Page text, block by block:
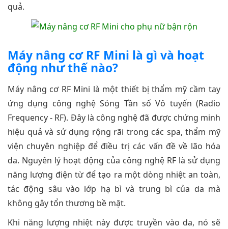
quả.
Máy nâng cơ RF Mini là gì và hoạt
động như thế nào?
Máy nâng cơ RF Mini là một thiết bị thẩm mỹ cầm tay
ứng dụng công nghệ Sóng Tần số Vô tuyến (Radio
Frequency - RF). Đây là công nghệ đã được chứng minh
hiệu quả và sử dụng rộng rãi trong các spa, thẩm mỹ
viện chuyên nghiệp để điều trị các vấn đề về lão hóa
da. Nguyên lý hoạt động của công nghệ RF là sử dụng
năng lượng điện từ để tạo ra một dòng nhiệt an toàn,
tác động sâu vào lớp hạ bì và trung bì của da mà
không gây tổn thương bề mặt.
Khi năng lượng nhiệt này được truyền vào da, nó sẽ